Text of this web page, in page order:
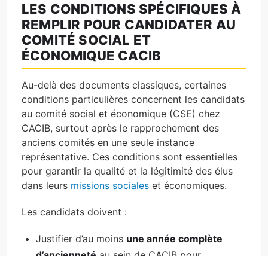
LES CONDITIONS SPÉCIFIQUES À
REMPLIR POUR CANDIDATER AU
COMITÉ SOCIAL ET
ÉCONOMIQUE CACIB
Au-delà des documents classiques, certaines
conditions particulières concernent les candidats
au comité social et économique (CSE) chez
CACIB, surtout après le rapprochement des
anciens comités en une seule instance
représentative. Ces conditions sont essentielles
pour garantir la qualité et la légitimité des élus
dans leurs missions sociales et économiques.
Les candidats doivent :
Justifier d’au moins une année complète